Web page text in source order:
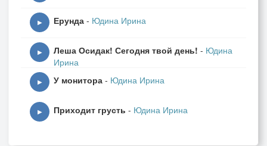
Но все же сохраню надежду.
Весна наступит, как и прежде
И ветер тучи унесет.
▶ Ерунда - Юдина Ирина
▶ Леша Осидак! Сегодня твой день! - Юдина
Ирина
▶ У монитора - Юдина Ирина
▶ Приходит грусть - Юдина Ирина